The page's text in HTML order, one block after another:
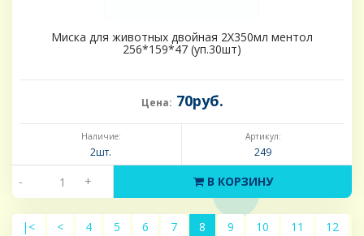
Миска для животных двойная 2Х350мл ментол
256*159*47 (уп.30шт)
Цена: 70руб.
Наличие:
2шт.
Артикул:
249
- + В КОРЗИНУ
|< < 4 5 6 7 8 9 10 11
12